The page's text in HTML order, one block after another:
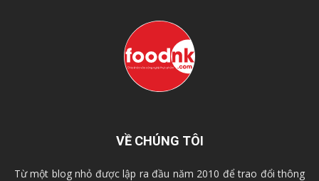
VỀ CHÚNG TÔI
Từ một blog nhỏ được lập ra đầu năm 2010 để trao đổi thông